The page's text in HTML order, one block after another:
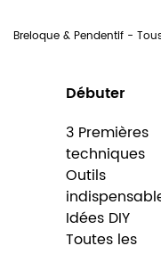
Breloque & Pendentif -
Débuter
3 Premières
techniques
Outils
Idées DIY
Toutes les